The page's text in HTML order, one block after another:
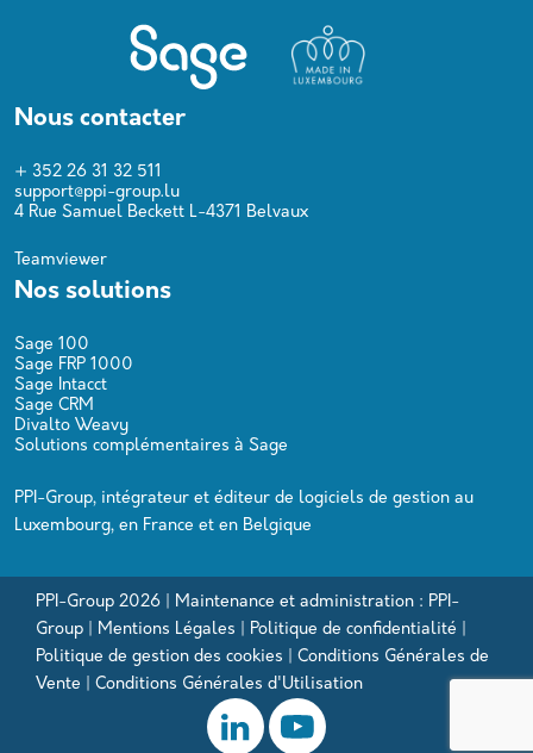
Nous contacter
+ 352 26 31 32 511
support@ppi-group.lu
4 Rue Samuel Beckett L-4371 Belvaux
Teamviewer
Nos solutions
Sage 100
Sage FRP 1000
Sage Intacct
Sage CRM
Divalto Weavy
Solutions complémentaires à Sage
PPI-Group, intégrateur et éditeur de logiciels de gestion au
Luxembourg, en France et en Belgique
PPI-Group 2026 | Maintenance et administration : PPI-
Group | Mentions Légales Politique de confidentialité
Politique de gestion des cookies
Conditions Générales de
Vente
Conditions Générales d'Utilisation